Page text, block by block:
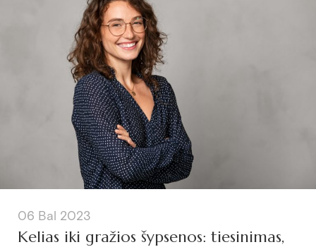
06 Bal 2023
Kelias iki gražios šypsenos: tiesinimas,